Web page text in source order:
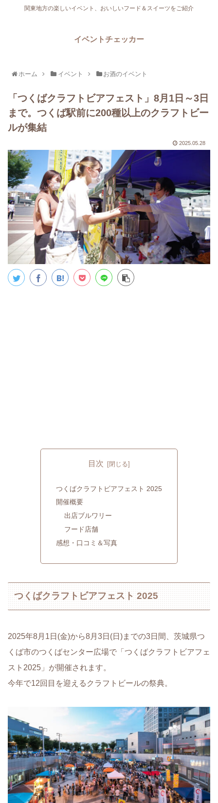
関東地方の楽しいイベント、おいしいフード＆スイーツをご紹介
イベントチェッカー
ホーム イベント お酒のイベント
「つくばクラフトビアフェスト」8月1日～3日
まで。つくば駅前に200種以上のクラフトビー
ルが集結
2025.05.28
目次
つくばクラフトビアフェスト 2025
開催概要
出店ブルワリー
フード店舗
感想・口コミ＆写真
つくばクラフトビアフェスト 2025
2025年8月1日(金)から8月3日(日)までの3日間、茨城県つ
くば市のつくばセンター広場で「つくばクラフトビアフェ
スト2025」が開催されます。
今年で12回目を迎えるクラフトビールの祭典。